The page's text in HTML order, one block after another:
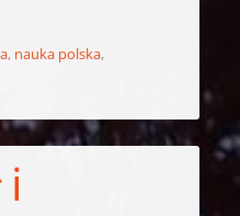
, nauka polska,
i